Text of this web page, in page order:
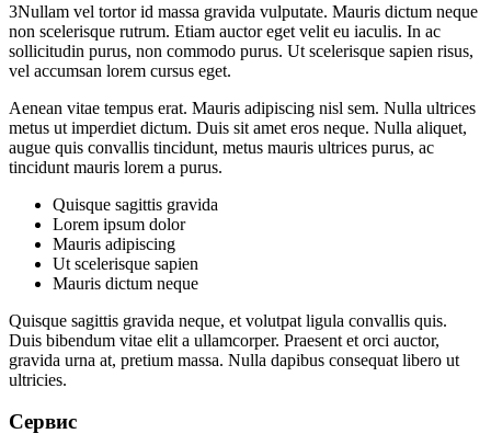
3Nullam vel tortor id massa gravida vulputate. Mauris dictum neque
non scelerisque rutrum. Etiam auctor eget velit eu iaculis. In ac
sollicitudin purus, non commodo purus. Ut scelerisque sapien risus,
vel accumsan lorem cursus eget.
Aenean vitae tempus erat. Mauris adipiscing nisl sem. Nulla ultrices
metus ut imperdiet dictum. Duis sit amet eros neque. Nulla aliquet,
augue quis convallis tincidunt, metus mauris ultrices purus, ac
tincidunt mauris lorem a purus.
Quisque sagittis gravida
Lorem ipsum dolor
Mauris adipiscing
Ut scelerisque sapien
Mauris dictum neque
Quisque sagittis gravida neque, et volutpat ligula convallis quis.
Duis bibendum vitae elit a ullamcorper. Praesent et orci auctor,
gravida urna at, pretium massa. Nulla dapibus consequat libero ut
ultricies.
Сервис